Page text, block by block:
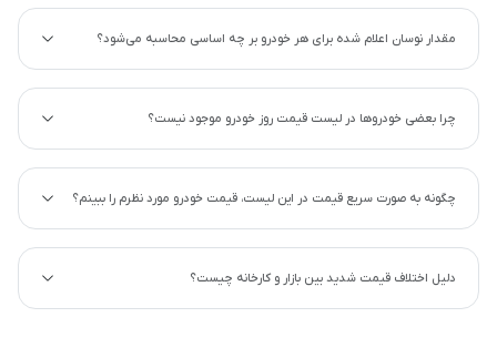
مقدار نوسان اعلام شده برای هر خودرو بر چه اساسی محاسبه می‌شود؟
چرا بعضی خودروها در لیست قیمت روز خودرو موجود نیست؟
چگونه به صورت سریع قیمت در این لیست، قیمت خودرو مورد نظرم را ببینم؟
دلیل اختلاف قیمت شدید بین بازار و کارخانه چیست؟